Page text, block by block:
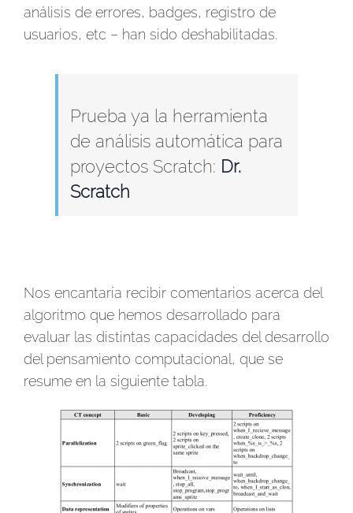
análisis de errores, badges, registro de
usuarios, etc – han sido deshabilitadas.
Prueba ya la herramienta
de análisis automática para
proyectos Scratch: Dr.
Scratch
Nos encantaría recibir comentarios acerca del
algoritmo que hemos desarrollado para
evaluar las distintas capacidades del desarrollo
del pensamiento computacional, que se
resume en la siguiente tabla.